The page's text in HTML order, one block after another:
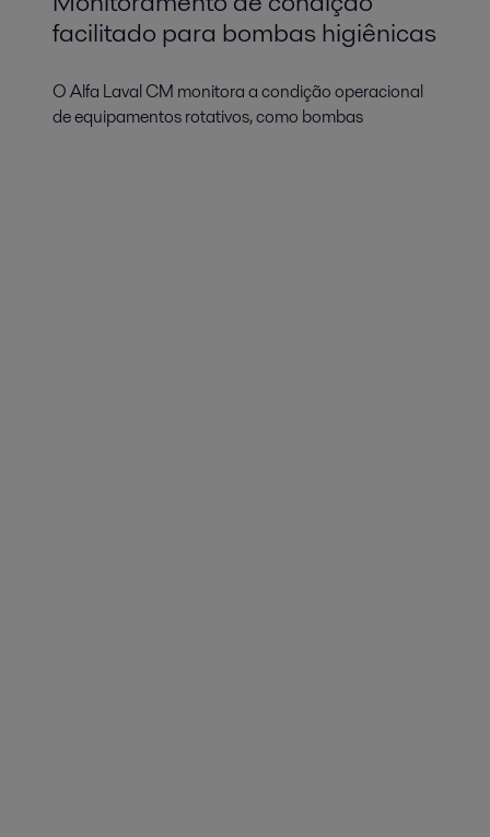
facilitado para bombas higiênicas
O Alfa Laval CM monitora a condição operacional
de equipamentos rotativos, como bombas